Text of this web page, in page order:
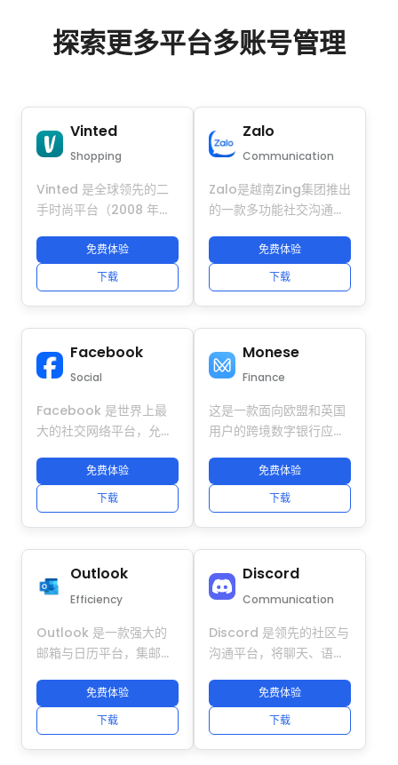
探索更多平台多账号管理
Vinted
Shopping
Vinted 是全球领先的二
手时尚平台（2008 年成
个欧洲国家和北美拥有
8000 万+ 注册用户。其
使命是让二手商品成为首
选，通过提供实惠、环保
的购物方式，打造更整洁
的衣橱。平台不提供任何
约会或社交匹配功能，其
互动（例如评论商品、分
享可持续生活方式建
议）。
免费体验
下载
Zalo
Communication
Zalo是越南Zing集团推出
的一款多功能社交沟通应
南和柬埔寨）用户的主流
工具，拥有超过1亿用户。
核心功能包括免费聊天
（文字、语音、视频）、
社交动态（Zalo
Story）、在线支付
（ZaloPay）和日常服务
多种语言，并深度适应东
南亚本地需求，是跨境社
交和日常服务的重要入
口。
免费体验
下载
Facebook
Social
Facebook 是世界上最
大的社交网络平台，允许
动态、加入群组和关注公
共主页。其功能包括文
本/图像/视频分享、直
播、Marketplace（二
手交易）和活动组织。它
通过“好友请求”建立社交
圈；企业和公众人物可以
动，并且它内置了即时消
息工具“Messenger”。
作为一个集社交、信息和
商业功能于一体的平台，
它在全球拥有超过 30 亿
的月活跃用户。
免费体验
下载
Monese
Finance
这是一款面向欧盟和英国
用户的跨境数字银行应用
（支持欧元、英镑等）、
免费国际转账、实时货币
兑换和虚拟借记卡。开设
账户无需信用记录，使其
适合国际学生和跨境工作
者管理海外资金。它已获
得英国金融行为监管局
保资金安全。
免费体验
下载
Outlook
Efficiency
Outlook 是一款强大的
邮箱与日历平台，集邮
管理于一体，支持
Web、桌面端和移动端同
步使用。它支持多账号登
录，可同时管理个人、工
免费体验
下载
Discord
Communication
Discord 是领先的社区与
沟通平台，将聊天、语音
端。广泛应用于社区、游
戏、客户支持、Web3 和
全球团队，并支持多个账
号同时运营不同服务器和
免费体验
下载